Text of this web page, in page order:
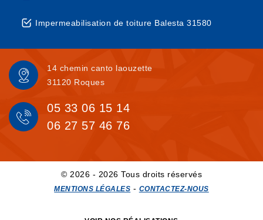
Impermeabilisation de toiture Balesta 31580
14 chemin canto laouzette
31120 Roques
05 33 06 15 14
06 27 57 46 76
© 2026 - 2026 Tous droits réservés
MENTIONS LÉGALES - CONTACTEZ-NOUS